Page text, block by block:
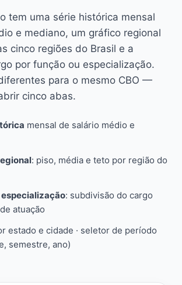
tem uma série histórica mensal
e mediano, um gráfico regional
cinco regiões do Brasil e a
por função ou especialização.
para o mesmo CBO —
cinco abas.
mensal de salário médio e
: piso, média e teto por região do
especialização: subdivisão do cargo
atuação
estado e cidade · seletor de período
semestre, ano)